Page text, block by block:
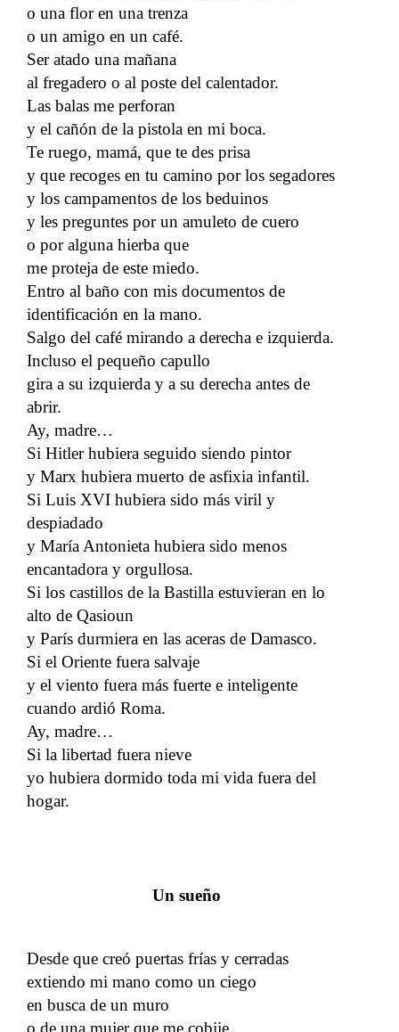
o una flor en una trenza
o un amigo en un café.
Ser atado una mañana
al fregadero o al poste del calentador.
Las balas me perforan
y el cañón de la pistola en mi boca.
Te ruego, mamá, que te des prisa
y que recoges en tu camino por los segadores
y los campamentos de los beduinos
y les preguntes por un amuleto de cuero
o por alguna hierba que
me proteja de este miedo.
Entro al baño con mis documentos de
identificación en la mano.
Salgo del café mirando a derecha e izquierda.
Incluso el pequeño capullo
gira a su izquierda y a su derecha antes de
abrir.
Ay, madre…
Si Hitler hubiera seguido siendo pintor
y Marx hubiera muerto de asfixia infantil.
Si Luis XVI hubiera sido más viril y
despiadado
y María Antonieta hubiera sido menos
encantadora y orgullosa.
Si los castillos de la Bastilla estuvieran en lo
alto de Qasioun
y París durmiera en las aceras de Damasco.
Si el Oriente fuera salvaje
y el viento fuera más fuerte e inteligente
cuando ardió Roma.
Ay, madre…
Si la libertad fuera nieve
yo hubiera dormido toda mi vida fuera del
hogar.
Un sueño
Desde que creó puertas frías y cerradas
extiendo mi mano como un ciego
en busca de un muro
o de una mujer que me cobije.